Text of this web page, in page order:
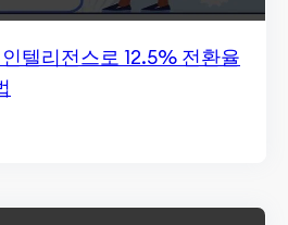
텔리전스로 12.5% 전환율